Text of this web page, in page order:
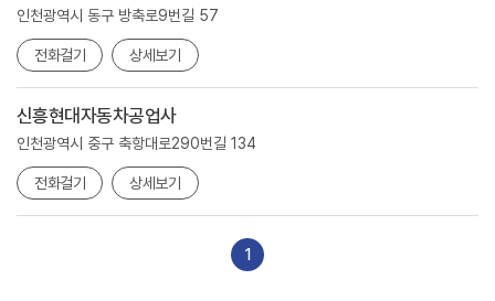
인천광역시 동구 방축로9번길 57
전화걸기 상세보기
신흥현대자동차공업사
인천광역시 중구 축항대로290번길 134
전화걸기 상세보기
1